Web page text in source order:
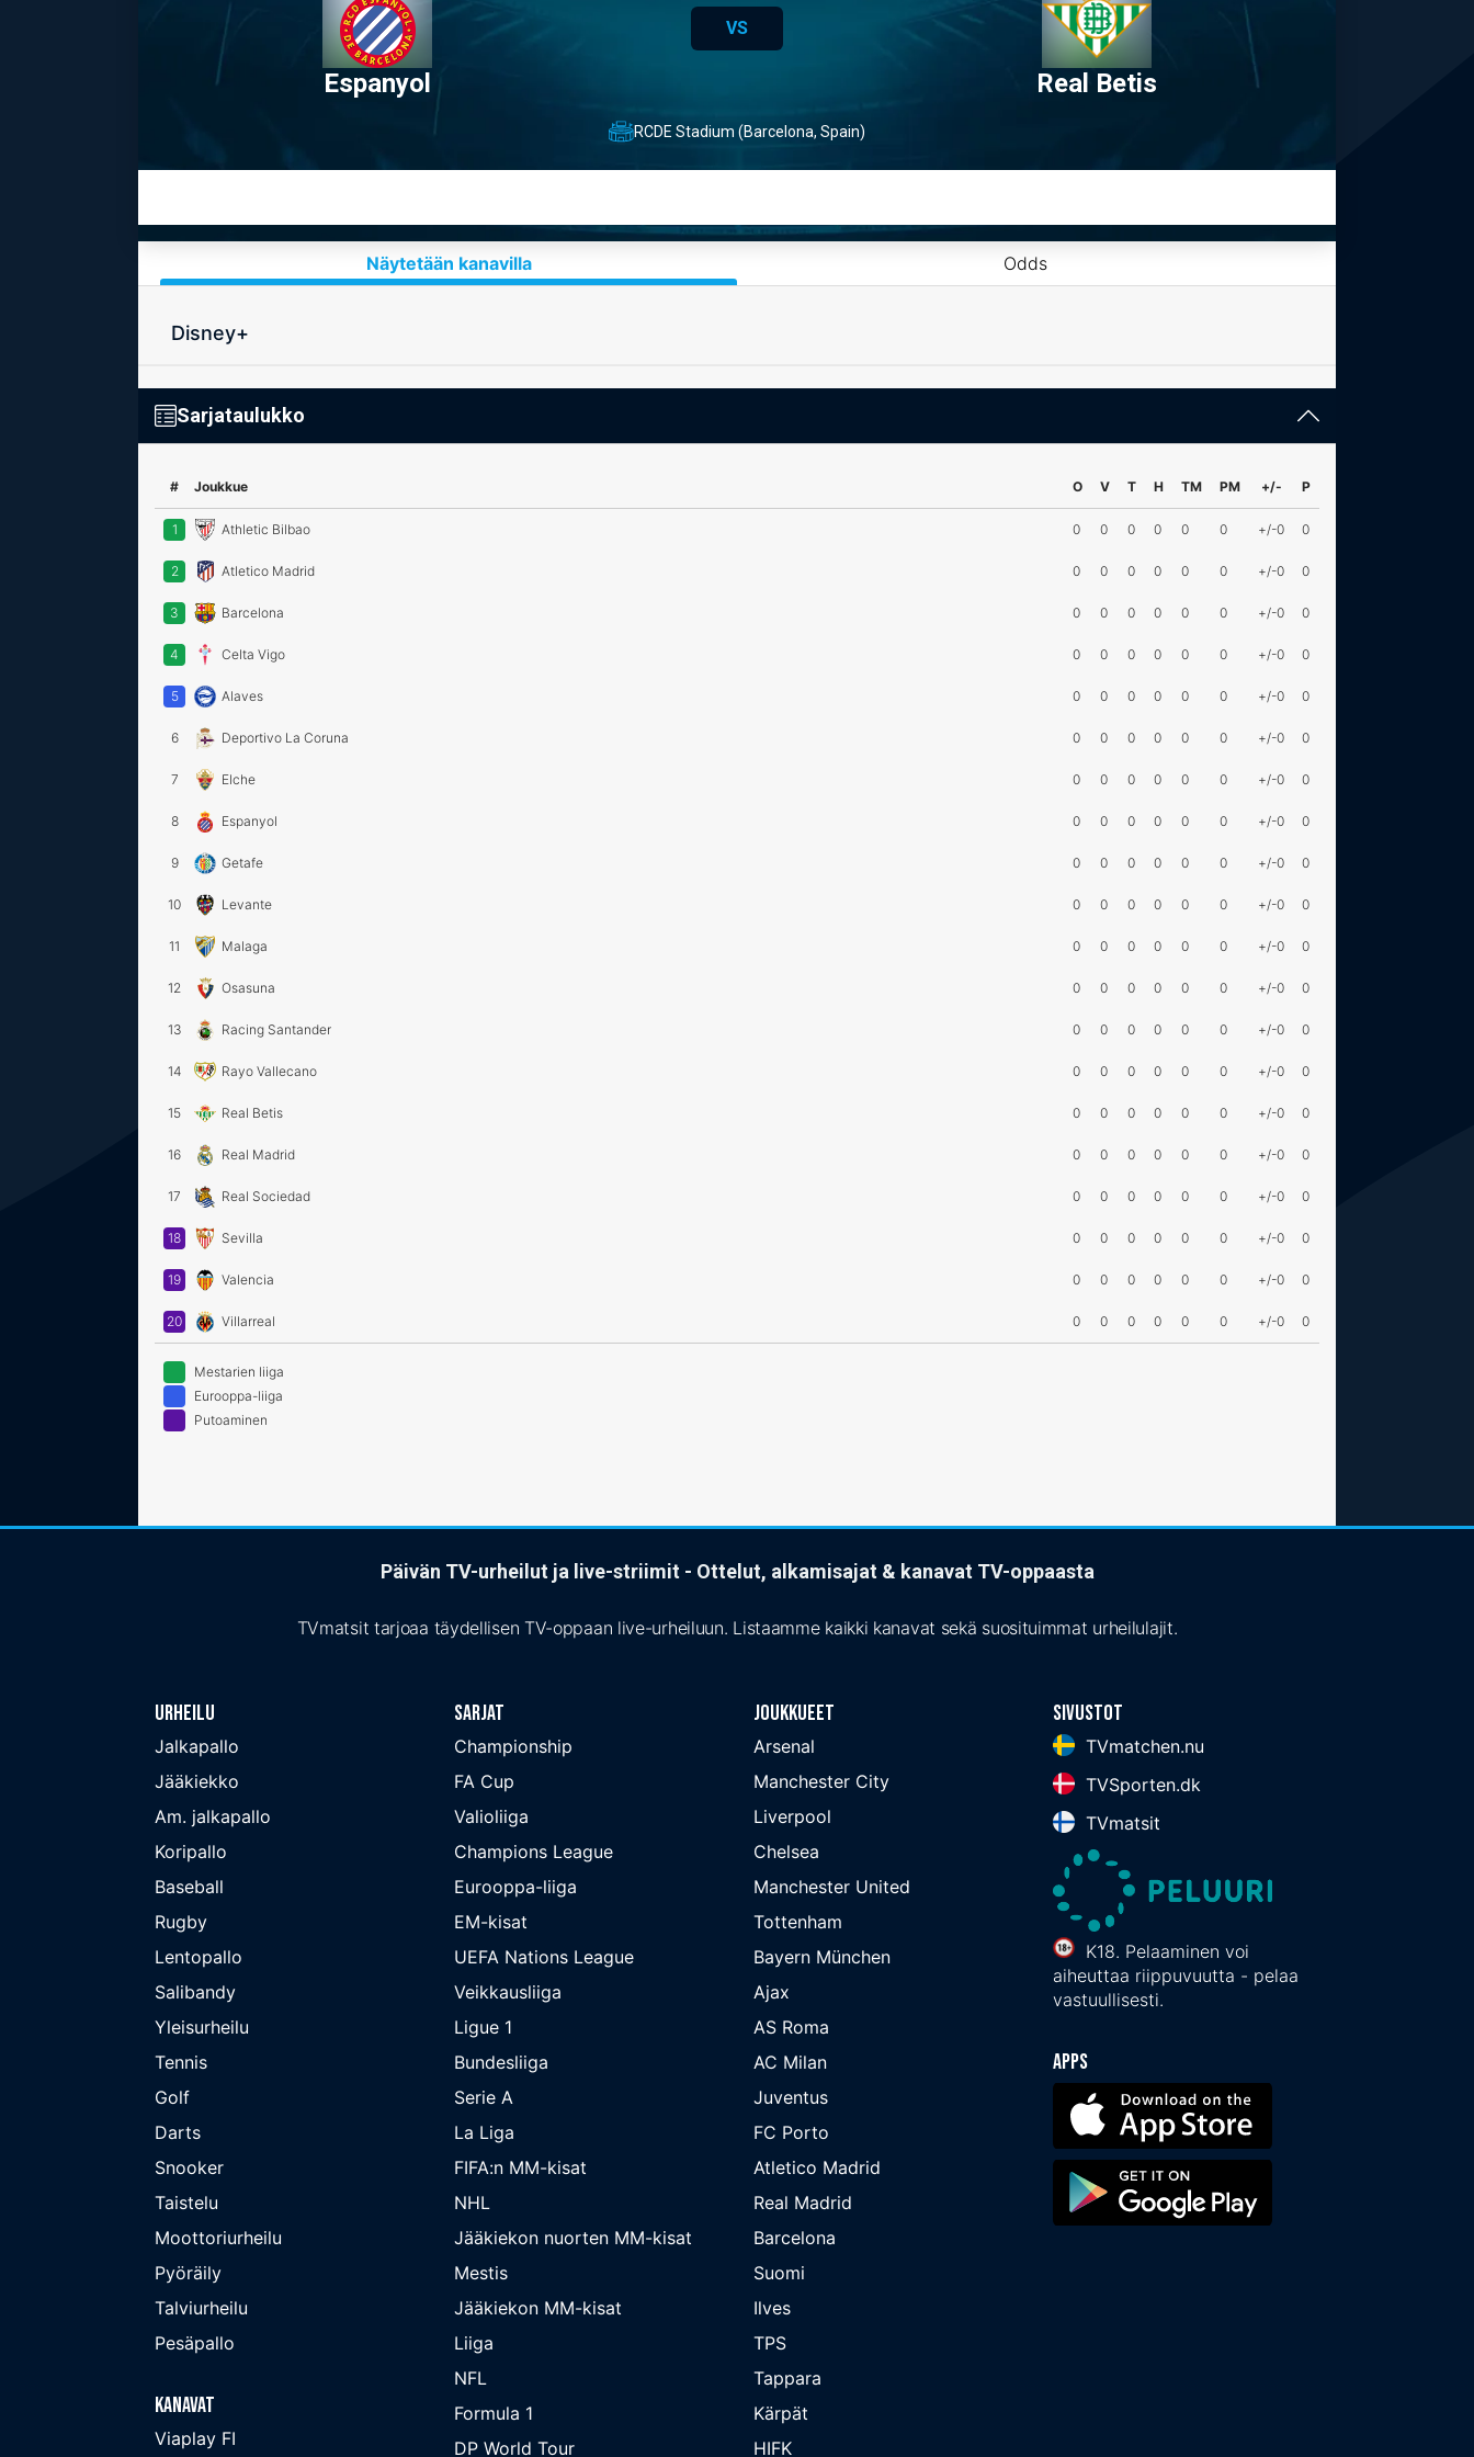
Espanyol
VS
Real Betis
RCDE Stadium (Barcelona, Spain)
Näytetään kanavilla Odds
Disney+
Sarjataulukko
# Joukkue O V T H TM PM +/- P
1 Athletic Bilbao 0 0 0 0 0 0 +/-0 0
2 Atletico Madrid 0 0 0 0 0 0 +/-0 0
3 Barcelona 0 0 0 0 0 0 +/-0 0
4 Celta Vigo 0 0 0 0 0 0 +/-0 0
5 Alaves 0 0 0 0 0 0 +/-0 0
6 Deportivo La Coruna 0 0 0 0 0 0 +/-0 0
7 Elche 0 0 0 0 0 0 +/-0 0
8 Espanyol 0 0 0 0 0 0 +/-0 0
9 Getafe 0 0 0 0 0 0 +/-0 0
10 Levante 0 0 0 0 0 0 +/-0 0
11 Malaga 0 0 0 0 0 0 +/-0 0
12 Osasuna 0 0 0 0 0 0 +/-0 0
13 Racing Santander 0 0 0 0 0 0 +/-0 0
14 Rayo Vallecano 0 0 0 0 0 0 +/-0 0
15 Real Betis 0 0 0 0 0 0 +/-0 0
16 Real Madrid 0 0 0 0 0 0 +/-0 0
17 Real Sociedad 0 0 0 0 0 0 +/-0 0
18 Sevilla 0 0 0 0 0 0 +/-0 0
19 Valencia 0 0 0 0 0 0 +/-0 0
20 Villarreal 0 0 0 0 0 0 +/-0 0
Mestarien liiga
Eurooppa-liiga
Putoaminen
Päivän TV-urheilut ja live-striimit - Ottelut, alkamisajat & kanavat TV-oppaasta
TVmatsit tarjoaa täydellisen TV-oppaan live-urheiluun. Listaamme kaikki kanavat sekä suosituimmat urheilulajit.
Urheilu
Jalkapallo
Jääkiekko
Am. jalkapallo
Koripallo
Baseball
Rugby
Lentopallo
Salibandy
Yleisurheilu
Tennis
Golf
Darts
Snooker
Taistelu
Moottoriurheilu
Pyöräily
Talviurheilu
Pesäpallo
Kanavat
Viaplay FI
Sarjat
Championship
FA Cup
Valioliiga
Champions League
Eurooppa-liiga
EM-kisat
UEFA Nations League
Veikkausliiga
Ligue 1
Bundesliiga
Serie A
La Liga
FIFA:n MM-kisat
NHL
Jääkiekon nuorten MM-kisat
Mestis
Jääkiekon MM-kisat
Liiga
NFL
Formula 1
DP World Tour
Joukkueet
Arsenal
Manchester City
Liverpool
Chelsea
Manchester United
Tottenham
Bayern München
Ajax
AS Roma
AC Milan
Juventus
FC Porto
Atletico Madrid
Real Madrid
Barcelona
Suomi
Ilves
TPS
Tappara
Kärpät
HIFK
Sivustot
TVmatchen.nu
TVSporten.dk
TVmatsit
K18. Pelaaminen voi
aiheuttaa riippuvuutta - pelaa
vastuullisesti.
Apps